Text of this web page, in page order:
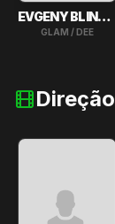
EVGENY BLINNIKOV
GLAM / DEE
Direção